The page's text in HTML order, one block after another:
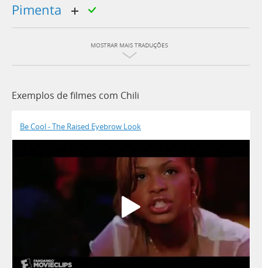
pimenta
MOSTRAR MAIS TRADUÇÕES
Exemplos de filmes com Chili
Be Cool - The Raised Eyebrow Look